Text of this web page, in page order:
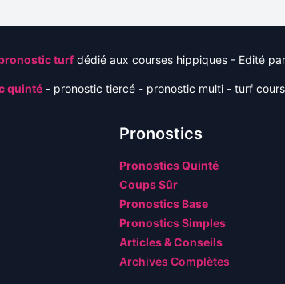
turfdédié aux courses hippiques - Edité par
quinté - pronostic tiercé - pronostic multi - turf
Pronostics
Pronostics Quinté
Coups Sûr
Pronostics Base
Pronostics Simples
Articles & Conseils
Archives Complètes